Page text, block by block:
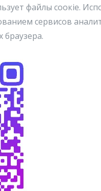
файлы cоокіe.
сервисов
браузера.